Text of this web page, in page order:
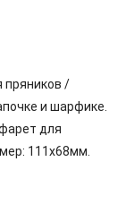
пряников /
и шарфике.
для
111х68мм.